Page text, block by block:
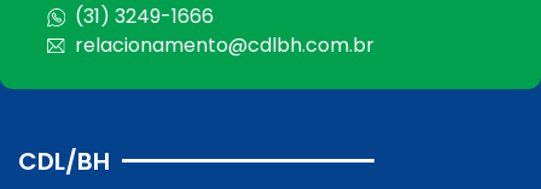
(31) 3249-1666
relacionamento@cdlbh.com.br
CDL/BH